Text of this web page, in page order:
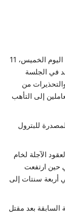
شهدت أسعار النفط ارتفاعًا خلال جلسات التداول اليوم الخميس، 11
واحد في الجلسة
من
إلى التأهب
للبترول
العقود الآجلة لخام
للبرميل، في حين ارتفعت
أربعة سنتات إلى
السابقة بعد مقتل